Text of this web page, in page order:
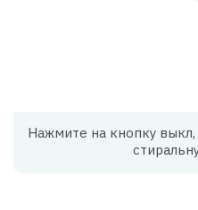
Нажмите на кнопку выкл,